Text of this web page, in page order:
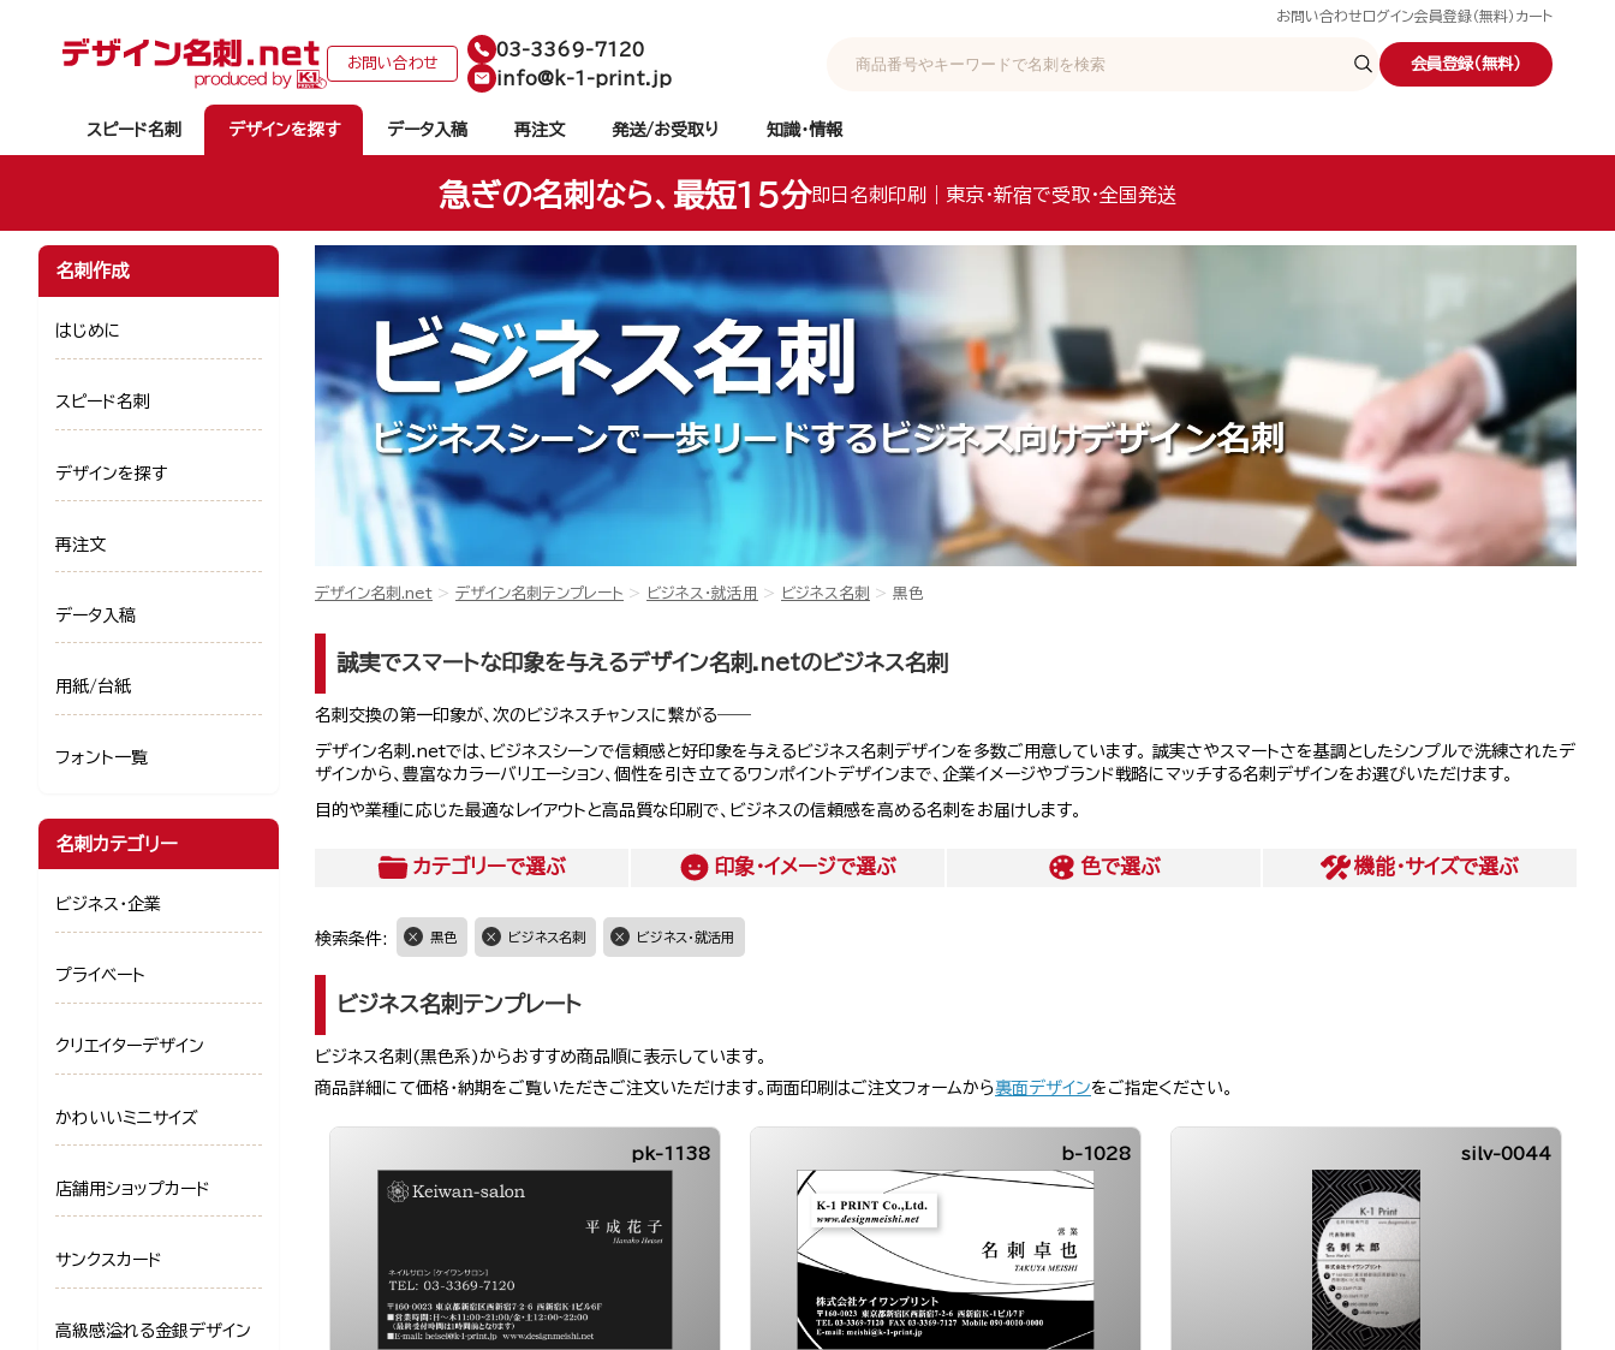
お問い合わせ ログイン会員登録（無料） カート
お問い合わせ
03-3369-7120
info@k-1-print.jp
会員登録（無料）
スピード名刺 デザインを探す データ入稿 再注文 発送/お受取り 知識・情報
急ぎの名刺なら、最短15分即日名刺印刷｜東京・新宿で受取・全国発送
デザイン名刺.net デザイン名刺テンプレート ビジネス・就活用 ビジネス名刺 黒色
誠実でスマートな印象を与えるデザイン名刺.netのビジネス名刺
名刺交換の第一印象が、次のビジネスチャンスに繋がる――
デザイン名刺.netでは、ビジネスシーンで信頼感と好印象を与えるビジネス名刺デザインを多数ご用意しています。 誠実さやスマートさを基調としたシンプルで洗練されたデ
ザインから、豊富なカラーバリエーション、個性を引き立てるワンポイントデザインまで、企業イメージやブランド戦略にマッチする名刺デザインをお選びいただけます。
目的や業種に応じた最適なレイアウトと高品質な印刷で、ビジネスの信頼感を高める名刺をお届けします。
カテゴリーで選ぶ 印象・イメージで選ぶ 色で選ぶ 機能・サイズで選ぶ
検索条件: 黒色 ビジネス名刺 ビジネス・就活用
ビジネス名刺テンプレート
ビジネス名刺(黒色系)からおすすめ商品順に表示しています。
商品詳細にて価格・納期をご覧いただきご注文いただけます。両面印刷はご注文フォームから裏面デザインをご指定ください。
pk-1138 b-1028 silv-0044
名刺作成
はじめに
スピード名刺
デザインを探す
再注文
データ入稿
用紙/台紙
フォント一覧
名刺カテゴリー
ビジネス・企業
プライベート
クリエイターデザイン
かわいいミニサイズ
店舗用ショップカード
サンクスカード
高級感溢れる金銀デザイン